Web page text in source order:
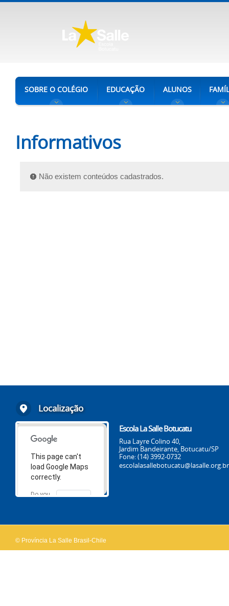
SOBRE O COLÉGIO EDUCAÇÃO ALUNOS
Informativos
Não existem conteúdos cadastrados.
Localização
This page can't
load Google Maps
correctly.
Do you
OK
Escola La Salle Botucatu
Rua Layre Colino 40,
Jardim Bandeirante, Botucatu/SP
Fone: (14) 3992-0732
escolalasallebotucatu@lasalle.org.br
© Província La Salle Brasil-Chile